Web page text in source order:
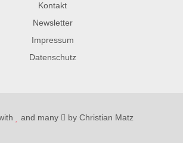
Kontakt
Newsletter
Impressum
Datenschutz
and many by Christian Matz